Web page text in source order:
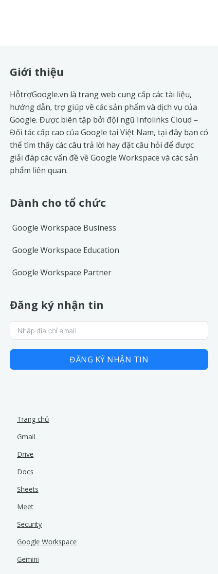
Footer
Giới thiệu
HỗtrợGoogle.vn là trang web cung cấp các tài liệu,
hướng dẫn, trợ giúp về các sản phẩm và dịch vụ của
Google. Được biên tập bởi đội ngũ Infolinks Cloud –
Đối tác cấp cao của Google tại Việt Nam, tại đây bạn có
thể tìm thấy các câu trả lời hay đặt câu hỏi để được
giải đáp các vấn đề vềGoogle Workspace và các sản
phẩm liên quan.
Dành cho tổ chức
Google Workspace Business
Google Workspace Education
Google Workspace Partner
Đăng ký nhận tin
ĐĂNG KÝ NHẬN TIN
Trang chủ
Gmail
Drive
Docs
Sheets
Meet
Security
Google Workspace
Gemini